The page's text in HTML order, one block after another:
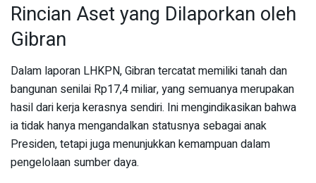
Rincian Aset yang Dilaporkan oleh
Gibran
Dalam laporan LHKPN, Gibran tercatat memiliki tanah dan
bangunan senilai Rp17,4 miliar, yang semuanya merupakan
hasil dari kerja kerasnya sendiri. Ini mengindikasikan bahwa
ia tidak hanya mengandalkan statusnya sebagai anak
Presiden, tetapi juga menunjukkan kemampuan dalam
pengelolaan sumber daya.